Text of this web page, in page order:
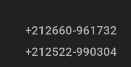
+212660-961732
+212522-990304